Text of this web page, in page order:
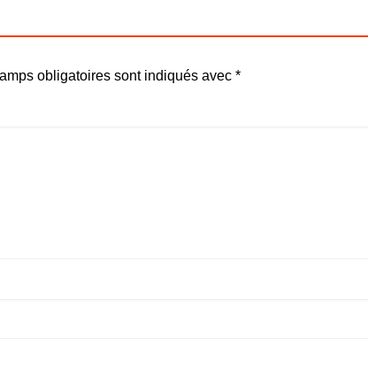
obligatoires sont indiqués avec *